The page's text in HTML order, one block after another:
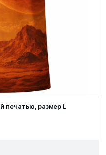
печатью, размер L